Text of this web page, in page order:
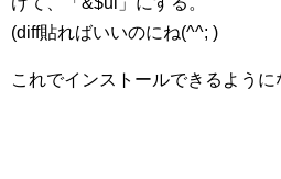
(diff貼ればいいのにね(^^; )
これでインストールできるように